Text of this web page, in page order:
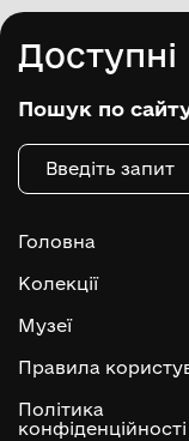
Доступні
Пошук по
Головна
Колекції
Музеї
Правила
Політика
конфіденційності